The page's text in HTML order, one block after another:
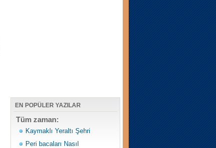
EN POPÜLER YAZILAR
Tüm zaman:
Kaymaklı Yeraltı Şehri
Peri bacaları Nasıl